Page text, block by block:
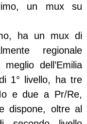
un mux su
ha un mux di
regionale
dell’Emilia
1° livello, ha tre
e due a Pr/Re,
dispone, oltre al